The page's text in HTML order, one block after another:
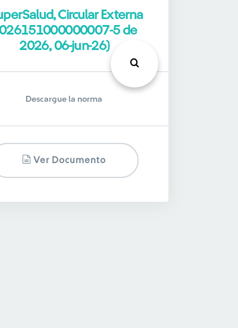
Circular Externa
5 de
2026, 06-jun-26)
Descargue la norma
Ver Documento